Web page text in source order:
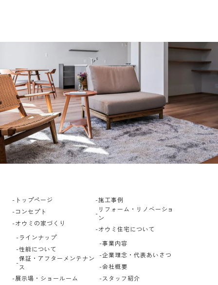
トップページ
コンセプト
オウミの家づくり
ラインナップ
性能について
保証・アフターメンテナン
ス
展示場・ショールーム
施工事例
リフォーム・リノベーショ
ン
オウミ住宅について
事業内容
企業理念・代表あいさつ
会社概要
スタッフ紹介